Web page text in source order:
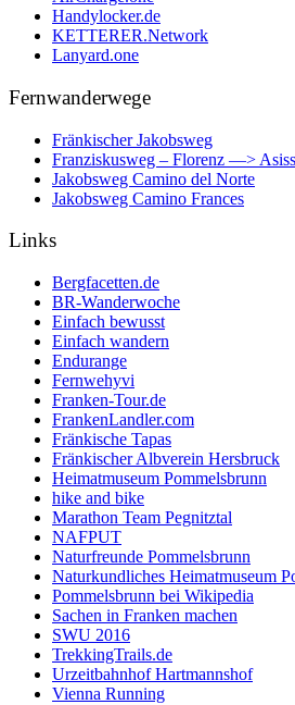
Handylocker.de
KETTERER.Network
Lanyard.one
Fernwanderwege
Fränkischer Jakobsweg
Franziskusweg – Florenz —>
Jakobsweg Camino del Norte
Jakobsweg Camino Frances
Links
Bergfacetten.de
BR-Wanderwoche
Einfach bewusst
Einfach wandern
Endurange
Fernwehyvi
Franken-Tour.de
FrankenLandler.com
Fränkische Tapas
Fränkischer Albverein Hersbruck
Heimatmuseum Pommelsbrunn
hike and bike
Marathon Team Pegnitztal
NAFPUT
Naturfreunde Pommelsbrunn
Naturkundliches Heimatmuseum
Pommelsbrunn bei Wikipedia
Sachen in Franken machen
SWU 2016
TrekkingTrails.de
Urzeitbahnhof Hartmannshof
Vienna Running